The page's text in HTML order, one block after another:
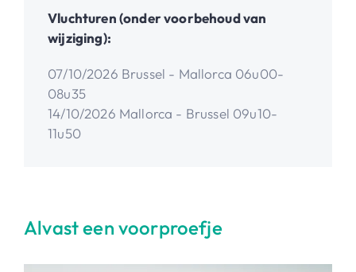
Vluchturen (onder voorbehoud van
wijziging):
07/10/2026 Brussel - Mallorca 06u00-
08u35
14/10/2026 Mallorca - Brussel 09u10-
11u50
Alvast een voorproefje